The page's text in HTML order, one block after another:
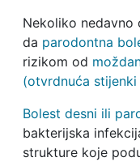
Nekoliko nedavno
da parodontna
rizikom od
(otvrdnuća stijenki
Bolest desni ili
bakterijska
strukture koje